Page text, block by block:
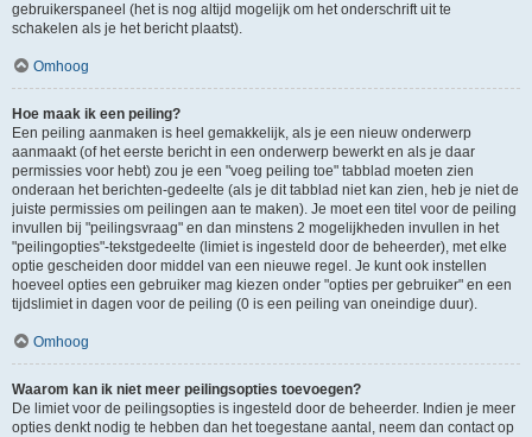
gebruikerspaneel (het is nog altijd mogelijk om het onderschrift uit te
schakelen als je het bericht plaatst).
Omhoog
Hoe maak ik een peiling?
Een peiling aanmaken is heel gemakkelijk, als je een nieuw onderwerp
aanmaakt (of het eerste bericht in een onderwerp bewerkt en als je daar
permissies voor hebt) zou je een "voeg peiling toe" tabblad moeten zien
onderaan het berichten-gedeelte (als je dit tabblad niet kan zien, heb je niet de
juiste permissies om peilingen aan te maken). Je moet een titel voor de peiling
invullen bij "peilingsvraag" en dan minstens 2 mogelijkheden invullen in het
"peilingopties"-tekstgedeelte (limiet is ingesteld door de beheerder), met elke
optie gescheiden door middel van een nieuwe regel. Je kunt ook instellen
hoeveel opties een gebruiker mag kiezen onder "opties per gebruiker" en een
tijdslimiet in dagen voor de peiling (0 is een peiling van oneindige duur).
Omhoog
Waarom kan ik niet meer peilingsopties toevoegen?
De limiet voor de peilingsopties is ingesteld door de beheerder. Indien je meer
opties denkt nodig te hebben dan het toegestane aantal, neem dan contact op